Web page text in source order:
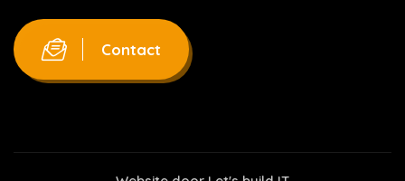
Contact